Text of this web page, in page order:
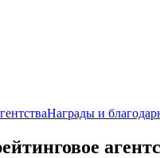
Награды и